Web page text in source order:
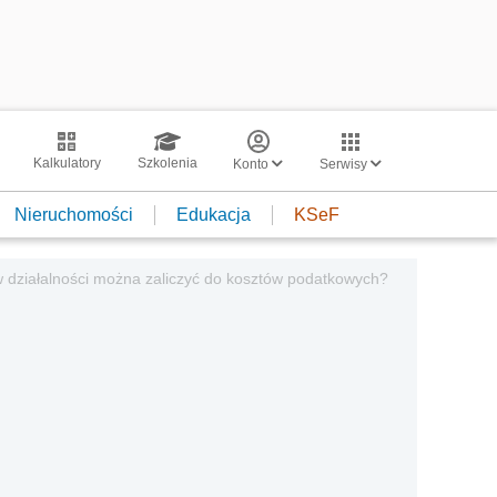
Kalkulatory Szkolenia Konto Serwisy
Nieruchomości Edukacja KSeF
można zaliczyć do kosztów podatkowych?